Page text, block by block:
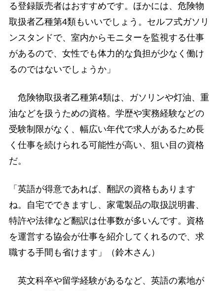
る登録販売者はおすすめです。ほかには、危険物
取扱者乙種第4類もいいでしょう。セルフ式ガソリ
ンスタンドで、室内からモニターを監視する仕事
があるので、女性でも体力的な負担が少なく働け
るのではないでしょうか」
危険物取扱者乙種第4類は、ガソリンや灯油、重
油などを扱うための資格。学歴や実務経験などの
受験制限がなく、幅広い年代で求人があるため長
く仕事を続けられる可能性が高い、狙い目の資格
だ。
「英語が得意であれば、翻訳の資格もあります
ね。自宅でできますし、家電製品の取扱説明書、
特許や法律など翻訳は仕事数が多いんです。資格
を運営する協会が仕事を紹介してくれるので、求
職する手間も省けます」（鈴木さん）
英文科卒や留学経験があるなど、英語の素地が